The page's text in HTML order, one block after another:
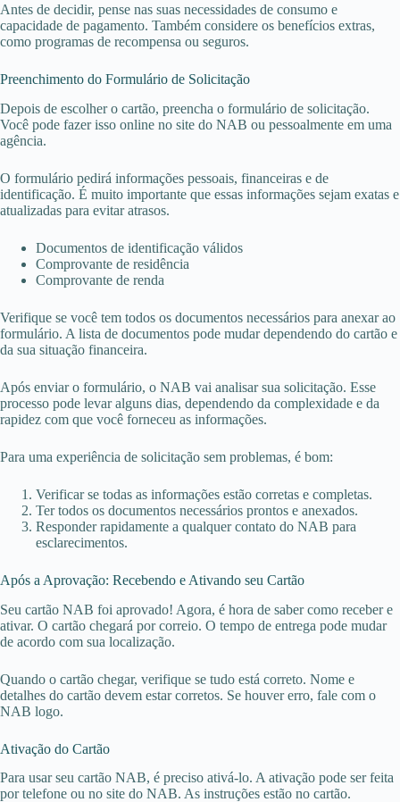
Antes de decidir, pense nas suas necessidades de consumo e
capacidade de pagamento. Também considere os benefícios extras,
como programas de recompensa ou seguros.
Preenchimento do Formulário de Solicitação
Depois de escolher o cartão, preencha o formulário de solicitação.
Você pode fazer isso online no site do NAB ou pessoalmente em uma
agência.
O formulário pedirá informações pessoais, financeiras e de
identificação. É muito importante que essas informações sejam exatas e
atualizadas para evitar atrasos.
Documentos de identificação válidos
Comprovante de residência
Comprovante de renda
Verifique se você tem todos os documentos necessários para anexar ao
formulário. A lista de documentos pode mudar dependendo do cartão e
da sua situação financeira.
Após enviar o formulário, o NAB vai analisar sua solicitação. Esse
processo pode levar alguns dias, dependendo da complexidade e da
rapidez com que você forneceu as informações.
Para uma experiência de solicitação sem problemas, é bom:
Verificar se todas as informações estão corretas e completas.
Ter todos os documentos necessários prontos e anexados.
Responder rapidamente a qualquer contato do NAB para
esclarecimentos.
Após a Aprovação: Recebendo e Ativando seu Cartão
Seu cartão NAB foi aprovado! Agora, é hora de saber como receber e
ativar. O cartão chegará por correio. O tempo de entrega pode mudar
de acordo com sua localização.
Quando o cartão chegar, verifique se tudo está correto. Nome e
detalhes do cartão devem estar corretos. Se houver erro, fale com o
NAB logo.
Ativação do Cartão
Para usar seu cartão NAB, é preciso ativá-lo. A ativação pode ser feita
por telefone ou no site do NAB. As instruções estão no cartão.